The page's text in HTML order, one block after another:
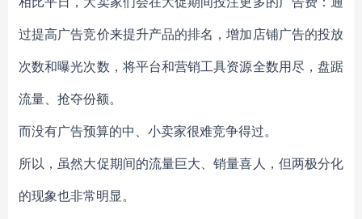
过提高广告竞价来提升产品的排名，增加店铺广告的投放
次数和曝光次数，将平台和营销工具资源全数用尽，盘踞
流量、抢夺份额。
而没有广告预算的中、小卖家很难竞争得过。
所以，虽然大促期间的流量巨大、销量喜人，但两极分化
的现象也非常明显。